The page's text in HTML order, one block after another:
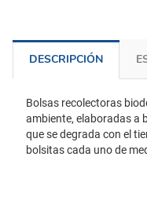
DESCRIPCIÓN
Bolsas recolectoras
ambiente, elaboradas a
que se degrada con el
bolsitas cada uno de